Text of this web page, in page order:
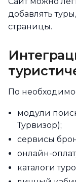
добавлять
страницы.
По
модули
Турвизор);
сервисы
онлайн-
каталоги